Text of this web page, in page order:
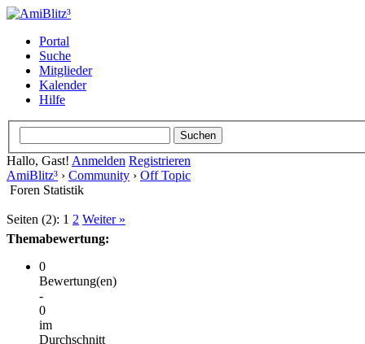
Portal
Suche
Mitglieder
Kalender
Hilfe
Hallo, Gast! Anmelden Registrieren
AmiBlitz³ › Community › Off Topic
Foren Statistik
Seiten (2): 1 2 Weiter »
Themabewertung:
0
Bewertung(en)
-
0
im
Durchschnitt